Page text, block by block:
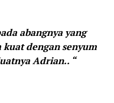
abangnya yang
dengan senyum
Adrian.. “